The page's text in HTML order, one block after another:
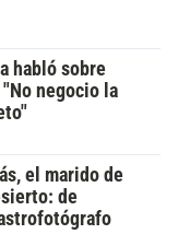
habló sobre
negocio la
el marido de
de